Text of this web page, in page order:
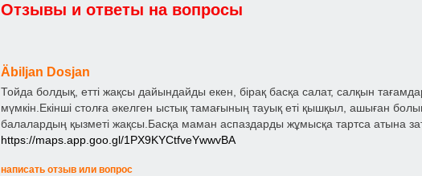
Отзывы и ответы на вопросы
Äbiljan Dosjan
Тойда болдық, етті жақсы дайындайды екен, бірақ басқа салат, салқын
мүмкін.Екінші столға әкелген ыстық тамағының тауық еті қышқыл, ашыған
балалардың қызметі жақсы.Басқа маман аспаздарды жұмысқа тартса атына
https://maps.app.goo.gl/1PX9KYCtfveYwwvBA
написать отзыв или вопрос